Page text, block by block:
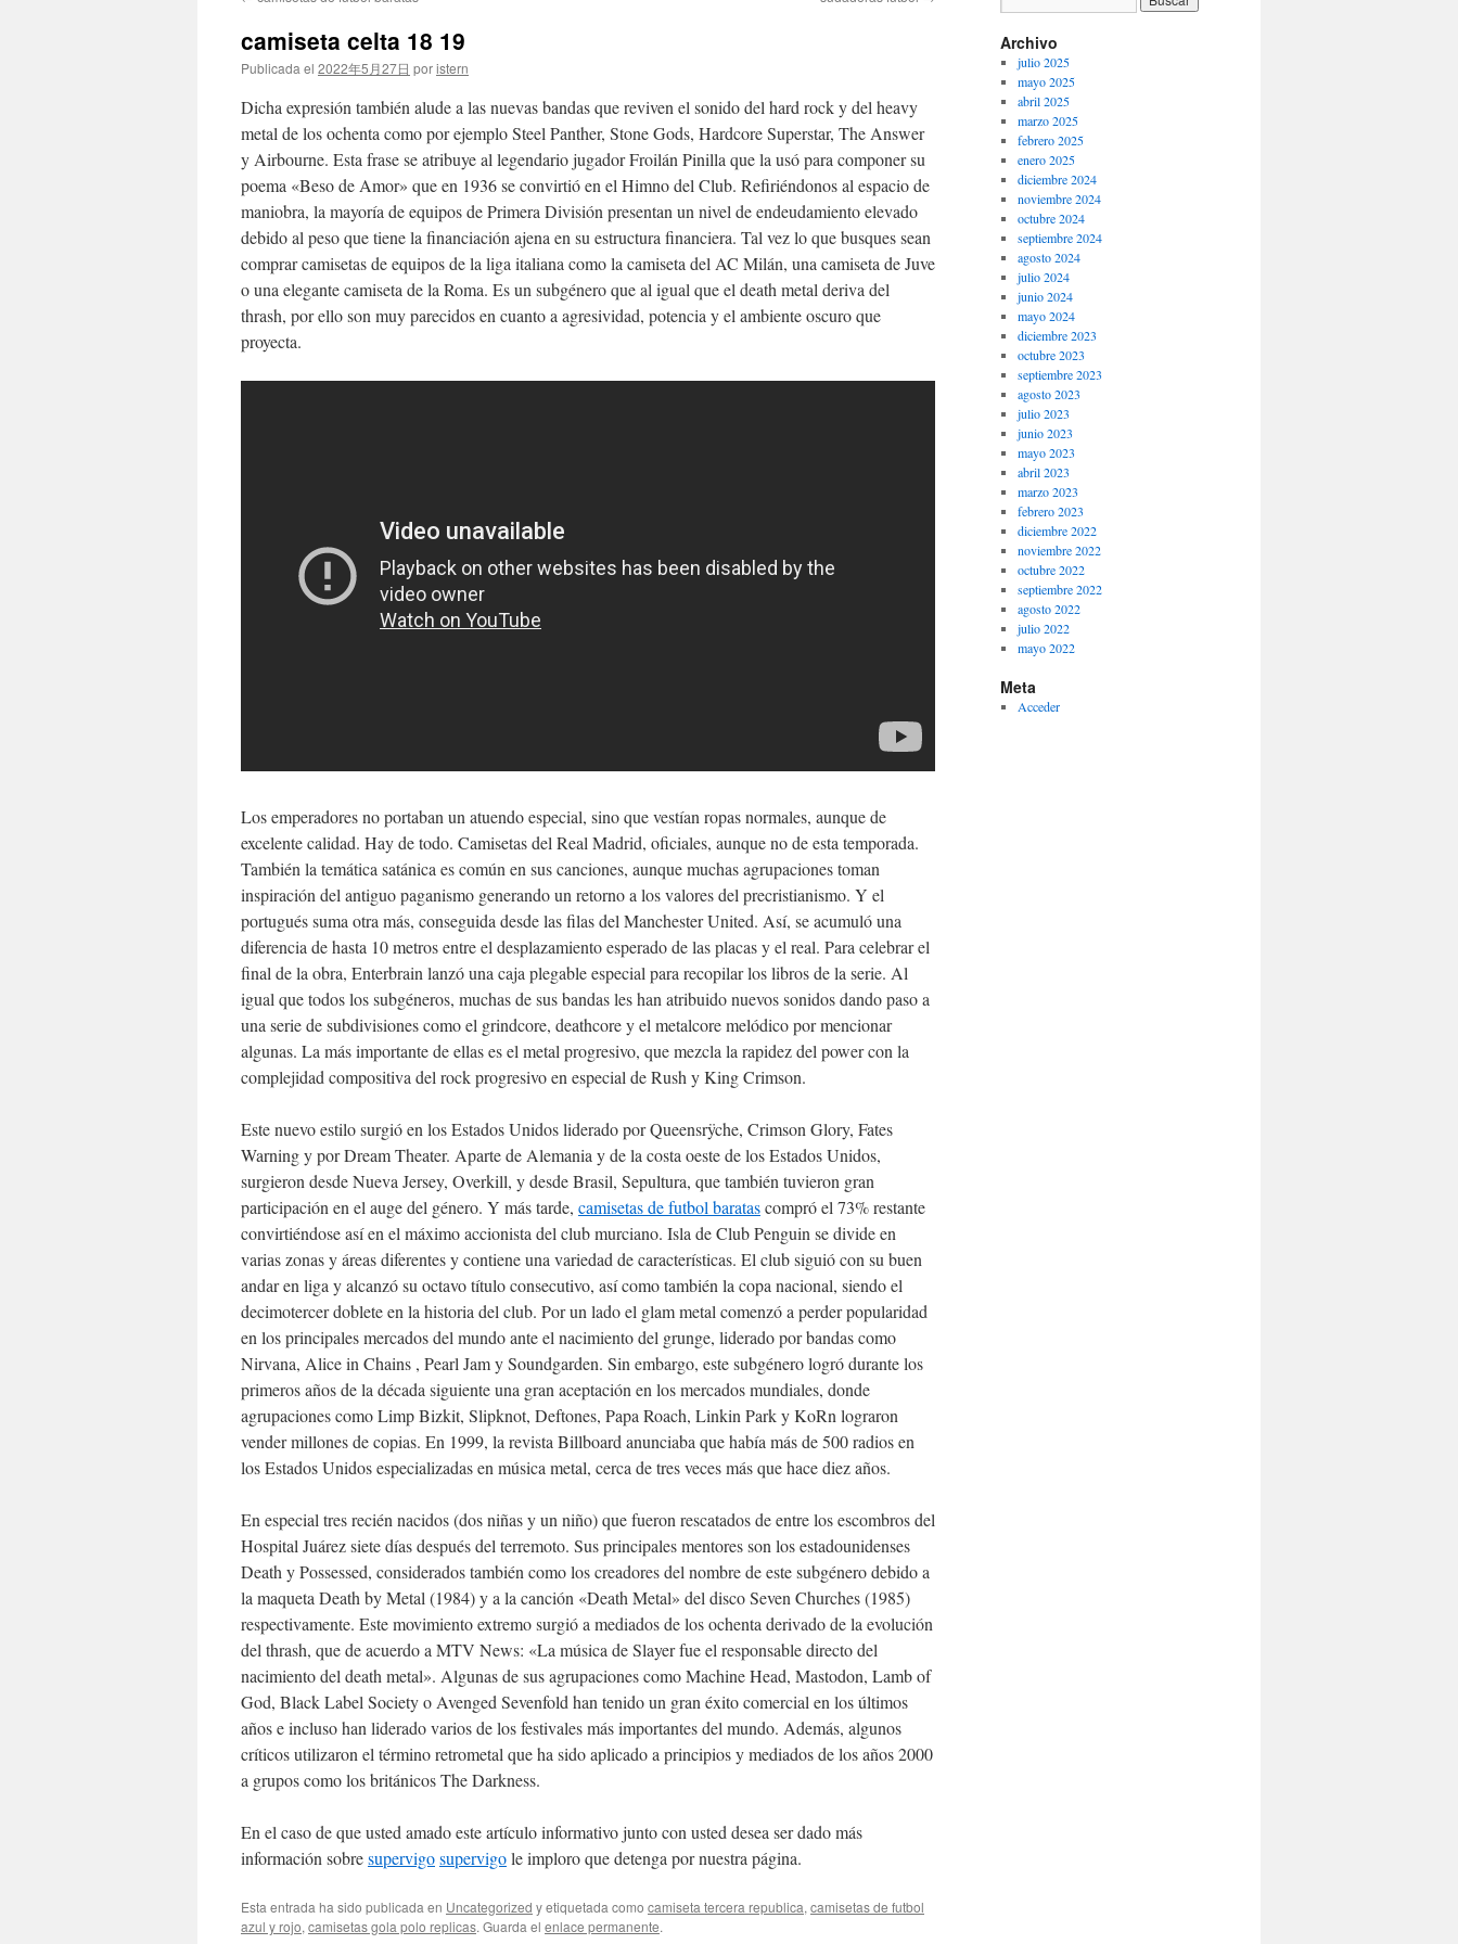
contenido
camiseta celta 18 19
Publicada el 2022年5月27日 poristern
Dicha expresión también alude a las nuevas bandas que reviven el sonido del hard rock y del heavy
metal de los ochenta como por ejemplo Steel Panther, Stone Gods, Hardcore Superstar, The Answer
y Airbourne. Esta frase se atribuye al legendario jugador Froilán Pinilla que la usó para componer su
poema «Beso de Amor» que en 1936 se convirtió en el Himno del Club. Refiriéndonos al espacio de
maniobra, la mayoría de equipos de Primera División presentan un nivel de endeudamiento elevado
debido al peso que tiene la financiación ajena en su estructura financiera. Tal vez lo que busques sean
comprar camisetas de equipos de la liga italiana como la camiseta del AC Milán, una camiseta de Juve
o una elegante camiseta de la Roma. Es un subgénero que al igual que el death metal deriva del
thrash, por ello son muy parecidos en cuanto a agresividad, potencia y el ambiente oscuro que
proyecta.
Los emperadores no portaban un atuendo especial, sino que vestían ropas normales, aunque de
excelente calidad. Hay de todo. Camisetas del Real Madrid, oficiales, aunque no de esta temporada.
También la temática satánica es común en sus canciones, aunque muchas agrupaciones toman
inspiración del antiguo paganismo generando un retorno a los valores del precristianismo. Y el
portugués suma otra más, conseguida desde las filas del Manchester United. Así, se acumuló una
diferencia de hasta 10 metros entre el desplazamiento esperado de las placas y el real. Para celebrar el
final de la obra, Enterbrain lanzó una caja plegable especial para recopilar los libros de la serie. Al
igual que todos los subgéneros, muchas de sus bandas les han atribuido nuevos sonidos dando paso a
una serie de subdivisiones como el grindcore, deathcore y el metalcore melódico por mencionar
algunas. La más importante de ellas es el metal progresivo, que mezcla la rapidez del power con la
complejidad compositiva del rock progresivo en especial de Rush y King Crimson.
Este nuevo estilo surgió en los Estados Unidos liderado por Queensrÿche, Crimson Glory, Fates
Warning y por Dream Theater. Aparte de Alemania y de la costa oeste de los Estados Unidos,
surgieron desde Nueva Jersey, Overkill, y desde Brasil, Sepultura, que también tuvieron gran
participación en el auge del género. Y más tarde, camisetas de futbol baratascompró el 73% restante
convirtiéndose así en el máximo accionista del club murciano. Isla de Club Penguin se divide en
varias zonas y áreas diferentes y contiene una variedad de características. El club siguió con su buen
andar en liga y alcanzó su octavo título consecutivo, así como también la copa nacional, siendo el
decimotercer doblete en la historia del club. Por un lado el glam metal comenzó a perder popularidad
en los principales mercados del mundo ante el nacimiento del grunge, liderado por bandas como
Nirvana, Alice in Chains , Pearl Jam y Soundgarden. Sin embargo, este subgénero logró durante los
primeros años de la década siguiente una gran aceptación en los mercados mundiales, donde
agrupaciones como Limp Bizkit, Slipknot, Deftones, Papa Roach, Linkin Park y KoRn lograron
vender millones de copias. En 1999, la revista Billboard anunciaba que había más de 500 radios en
los Estados Unidos especializadas en música metal, cerca de tres veces más que hace diez años.
En especial tres recién nacidos (dos niñas y un niño) que fueron rescatados de entre los escombros del
Hospital Juárez siete días después del terremoto. Sus principales mentores son los estadounidenses
Death y Possessed, considerados también como los creadores del nombre de este subgénero debido a
la maqueta Death by Metal (1984) y a la canción «Death Metal» del disco Seven Churches (1985)
respectivamente. Este movimiento extremo surgió a mediados de los ochenta derivado de la evolución
del thrash, que de acuerdo a MTV News: «La música de Slayer fue el responsable directo del
nacimiento del death metal». Algunas de sus agrupaciones como Machine Head, Mastodon, Lamb of
God, Black Label Society o Avenged Sevenfold han tenido un gran éxito comercial en los últimos
años e incluso han liderado varios de los festivales más importantes del mundo. Además, algunos
críticos utilizaron el término retrometal que ha sido aplicado a principios y mediados de los años 2000
a grupos como los británicos The Darkness.
En el caso de que usted amado este artículo informativo junto con usted desea ser dado más
información sobresupervigosupervigole imploro que detenga por nuestra página.
Esta entrada ha sido publicada en Uncategorized y etiquetada como camiseta tercera republica, camisetas de futbol
azul y rojo, camisetas gola polo replicas. Guarda el enlace permanente.
Archivo
julio 2025
mayo 2025
abril 2025
marzo 2025
febrero 2025
enero 2025
diciembre 2024
noviembre 2024
octubre 2024
septiembre 2024
agosto 2024
julio 2024
junio 2024
mayo 2024
diciembre 2023
octubre 2023
septiembre 2023
agosto 2023
julio 2023
junio 2023
mayo 2023
abril 2023
marzo 2023
febrero 2023
diciembre 2022
noviembre 2022
octubre 2022
septiembre 2022
agosto 2022
julio 2022
mayo 2022
Meta
Acceder